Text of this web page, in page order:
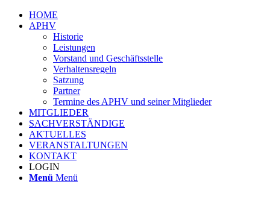
HOME
APHV
Historie
Leistungen
Vorstand und Geschäftsstelle
Verhaltensregeln
Satzung
Partner
Termine des APHV und seiner Mitglieder
MITGLIEDER
SACHVERSTÄNDIGE
AKTUELLES
VERANSTALTUNGEN
KONTAKT
LOGIN
Menü Menü